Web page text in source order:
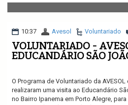
v
i
a
i
o
10:37 Avesol Voluntariado
VOLUNTARIADO -
EDUCANDÁRIO SÃO
O Programa de Voluntariado da AVESOL
realizaram uma visita ao Educandário
no Bairro Ipanema em Porto Alegre,